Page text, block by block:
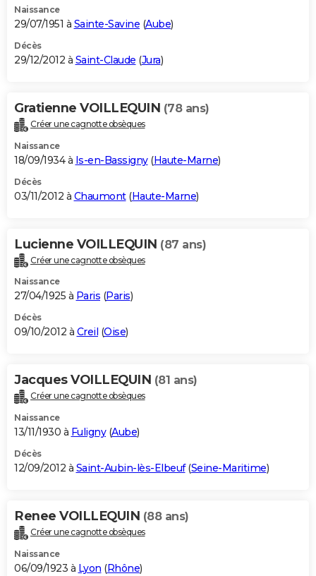
Naissance
29/07/1951 à Sainte-Savine (Aube)
Décès
29/12/2012 à Saint-Claude (Jura)
Gratienne VOILLEQUIN (78 ans)
Créer une cagnotte obsèques
Naissance
18/09/1934 à Is-en-Bassigny(Haute-Marne)
Décès
03/11/2012 à Chaumont(Haute-Marne)
Lucienne VOILLEQUIN (87 ans)
Créer une cagnotte obsèques
Naissance
27/04/1925 à Paris (Paris)
Décès
09/10/2012 à Creil (Oise)
Jacques VOILLEQUIN (81 ans)
Créer une cagnotte obsèques
Naissance
13/11/1930 à Fuligny(Aube)
Décès
12/09/2012 à Saint-Aubin-lès-Elbeuf(Seine-Maritime)
Renee VOILLEQUIN (88 ans)
Créer une cagnotte obsèques
Naissance
06/09/1923 à Lyon (Rhône)